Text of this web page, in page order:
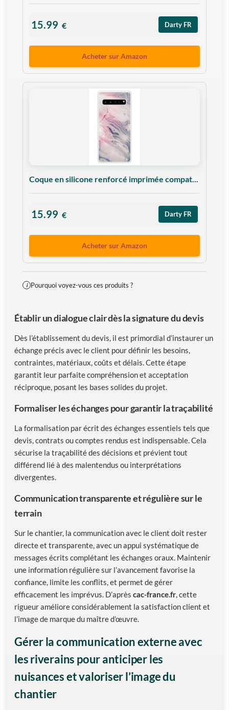
15.99 € Darty FR
Acheter sur Amazon
Coque en silicone renforcé imprimée compat...
15.99 € Darty FR
Acheter sur Amazon
i Pourquoi voyez-vous ces produits ?
Établir un dialogue clair dès la signature du devis
Dès l’établissement du devis, il est primordial d’instaurer un
échange précis avec le client pour définir les besoins,
contraintes, matériaux, coûts et délais. Cette étape
garantit leur parfaite compréhension et acceptation
réciproque, posant les bases solides du projet.
Formaliser les échanges pour garantir la traçabilité
La formalisation par écrit des échanges essentiels tels que
devis, contrats ou comptes rendus est indispensable. Cela
sécurise la traçabilité des décisions et prévient tout
différend lié à des malentendus ou interprétations
divergentes.
Communication transparente et régulière sur le
terrain
Sur le chantier, la communication avec le client doit rester
directe et transparente, avec un appui systématique de
messages écrits complétant les échanges oraux. Maintenir
une information régulière sur l’avancement favorise la
confiance, limite les conflits, et permet de gérer
efficacement les imprévus. D’après cac-france.fr, cette
rigueur améliore considérablement la satisfaction client et
l’image de marque du maître d’œuvre.
Gérer la communication externe avec
les riverains pour anticiper les
nuisances et valoriser l’image du
chantier